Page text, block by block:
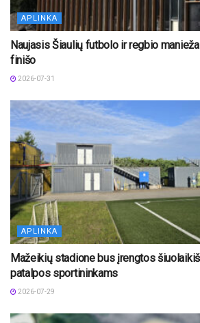
APLINKA
Naujasis Šiaulių futbolo ir regbio
finišo
2026-07-31
APLINKA
Mažeikių stadione bus įrengtos
patalpos sportininkams
2026-07-29